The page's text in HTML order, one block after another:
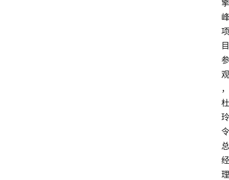
擎
峰
项
目
参
观
，
杜
玲
令
总
经
理